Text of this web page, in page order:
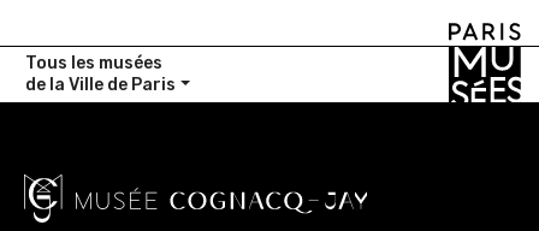
Tous les musées
de la Ville de Paris